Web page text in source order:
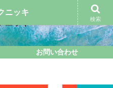
お問い合わせ
ニッキ
検索